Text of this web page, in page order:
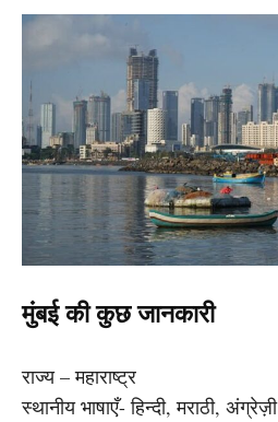
मुंबई की कुछ जानकारी
राज्य – महाराष्ट्र
स्थानीय भाषाएँ- हिन्दी, मराठी, अंग्रेज़ी